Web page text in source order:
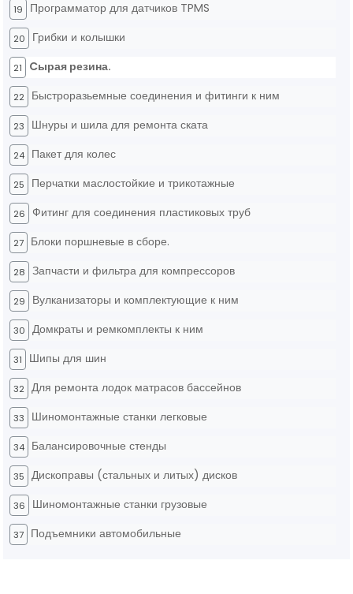
19 Программатор для датчиков TPMS
20 Грибки и колышки
21 Cырая резина.
22 Быстроразьемные соединения и фитинги к ним
23 Шнуры и шила для ремонта ската
24 Пакет для колес
25 Перчатки маслостойкие и трикотажные
26 Фитинг для соединения пластиковых труб
27 Блоки поршневые в сборе.
28 Запчасти и фильтра для компрессоров
29 Вулканизаторы и комплектующие к ним
30 Домкраты и ремкомплекты к ним
31 Шипы для шин
32 Для ремонта лодок матрасов бассейнов
33 Шиномонтажные станки легковые
34 Балансировочные стенды
35 Дископравы (стальных и литых) дисков
36 Шиномонтажные станки грузовые
37 Подъемники автомобильные